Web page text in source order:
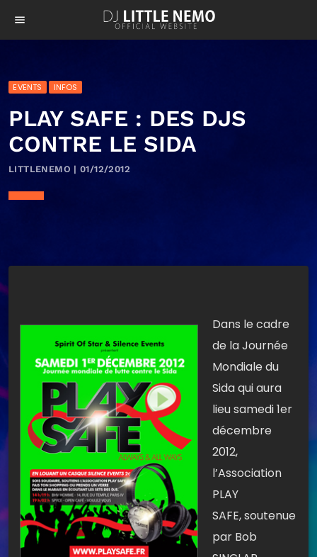
menu
EVENTS INFOS
PLAY SAFE : DES DJS
CONTRE LE SIDA
LITTLENEMO | 01/12/2012
Dans le cadre
de la Journée
Mondiale du
Sida qui aura
lieu samedi 1er
décembre
2012,
l’Association
PLAY
SAFE, soutenue
par Bob